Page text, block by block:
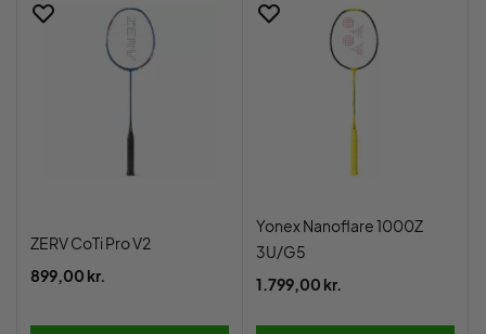
ZERV CoTi Pro V2
899,00 kr.
Yonex Nanoflare 1000Z
3U/G5
1.799,00 kr.